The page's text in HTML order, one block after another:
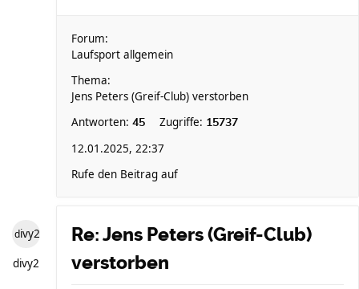
Forum:
Laufsport allgemein
Thema:
Jens Peters (Greif-Club) verstorben
Antworten: 45 Zugriffe: 15737
12.01.2025, 22:37
Rufe den Beitrag auf
divy2
divy2
Re: Jens Peters (Greif-Club)
verstorben